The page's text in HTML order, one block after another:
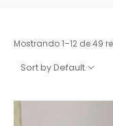
Mostrando 1–12 de 49
Sort by Default